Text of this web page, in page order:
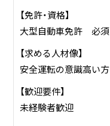
【免許・資格】
大型自動車免許 必須
【求める人材像】
安全運転の意識高い方
【歓迎要件】
未経験者歓迎